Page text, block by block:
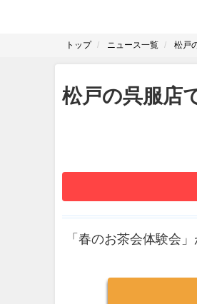
トップ ニュース一覧 松戸
松戸の呉服店
「春のお茶会体験会